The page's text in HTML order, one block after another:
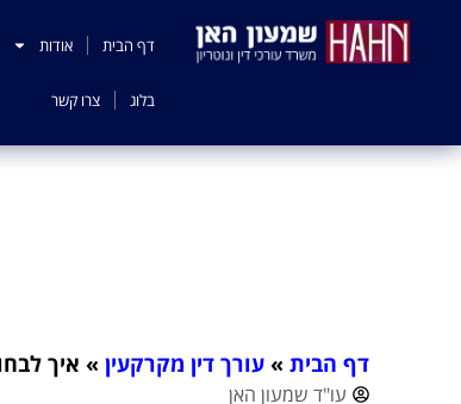
דף הבית אודות
בלוג צרו קשר
דף הבית »עורך דין מקרקעין » איך
עו"ד שמעון האן